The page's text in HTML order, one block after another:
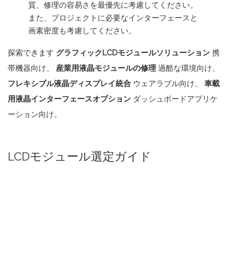
質、修理の容易さを最優先に考慮してください。
また、プロジェクトに必要なインターフェースと
画素密度も考慮してください。
探索できます グラフィックLCDモジュールソリューション 携
帯機器向け、 産業用液晶モジュールの修理 過酷な環境向け、
フレキシブル液晶ディスプレイ統合 ウェアラブル向け、 車載
用液晶インターフェースオプション ダッシュボードアプリケ
ーション向け。
LCDモジュール選定ガイド